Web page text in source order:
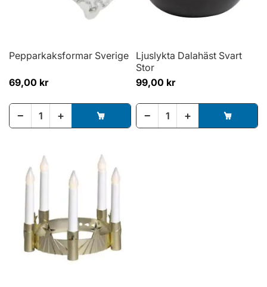
Pepparkaksformar Sverige
69,00 kr
− +
Ljuslykta Dalahäst Svart
Stor
99,00 kr
− +